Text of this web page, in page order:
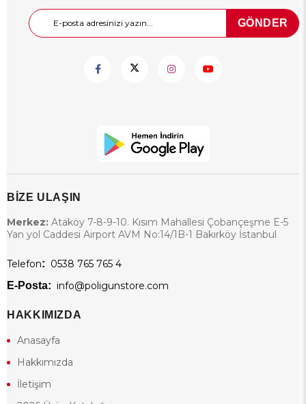
GÖNDER
BİZE ULAŞIN
Merkez: Ataköy 7-8-9-10. Kısım Mahallesi Çobançeşme E-5
Yan yol Caddesi Airport AVM No:14/1B-1 Bakırköy İstanbul
Telefon: 0538 765 765 4
E-Posta: info@poligunstore.com
HAKKIMIZDA
Anasayfa
Hakkımızda
İletişim